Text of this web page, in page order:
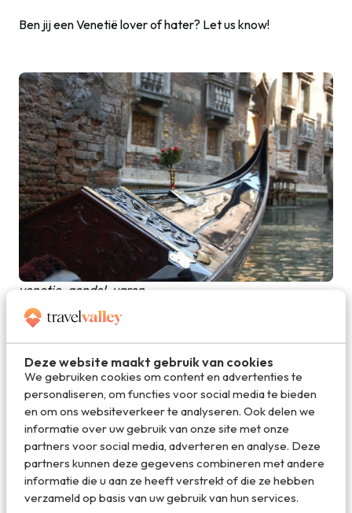
Deze website maakt gebruik van cookies
We gebruiken cookies om content en advertenties te
personaliseren, om functies voor social media te bieden
en om ons websiteverkeer te analyseren. Ook delen we
informatie over uw gebruik van onze site met onze
partners voor social media, adverteren en analyse. Deze
partners kunnen deze gegevens combineren met andere
informatie die u aan ze heeft verstrekt of die ze hebben
verzameld op basis van uw gebruik van hun services.
Ben jij een Venetië lover of hater? Let us know!
venetie_gondel_varen